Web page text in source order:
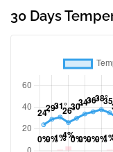
30 Days